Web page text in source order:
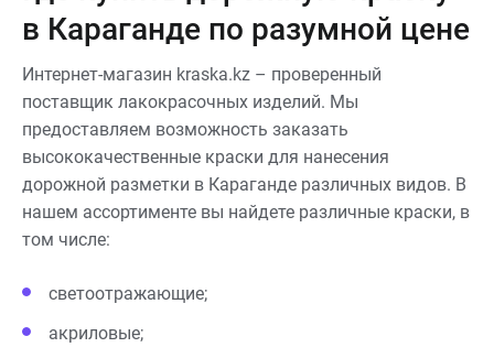
в Караганде по разумной цене
Интернет-магазин kraska.kz – проверенный
поставщик лакокрасочных изделий. Мы
предоставляем возможность заказать
высококачественные краски для нанесения
дорожной разметки в Караганде различных видов. В
нашем ассортименте вы найдете различные краски, в
том числе:
светоотражающие;
акриловые;